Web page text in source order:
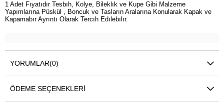
1 Adet Fıyatıdır Tesbıh, Kolye, Bileklık ve Kupe Gibi Malzeme
Yapımlarına Püskül , Boncuk ve Tasların Aralarına Konularak Kapak ve
Kapamabır Ayrıntı Olarak Tercıh Edılebılır.
YORUMLAR(0)
ÖDEME SEÇENEKLERI